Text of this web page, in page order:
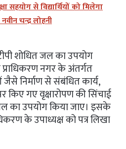
सहयोग से विद्यार्थियों को मिलेगा
चन्द्र लोहनी
शोधित जल का उपयोग
नगर के अंतर्गत
निर्माण से संबंधित कार्य,
किए गए वृक्षारोपण की सिंचाई
का उपयोग किया जाए। इसके
के उपाध्यक्ष को पत्र लिखा